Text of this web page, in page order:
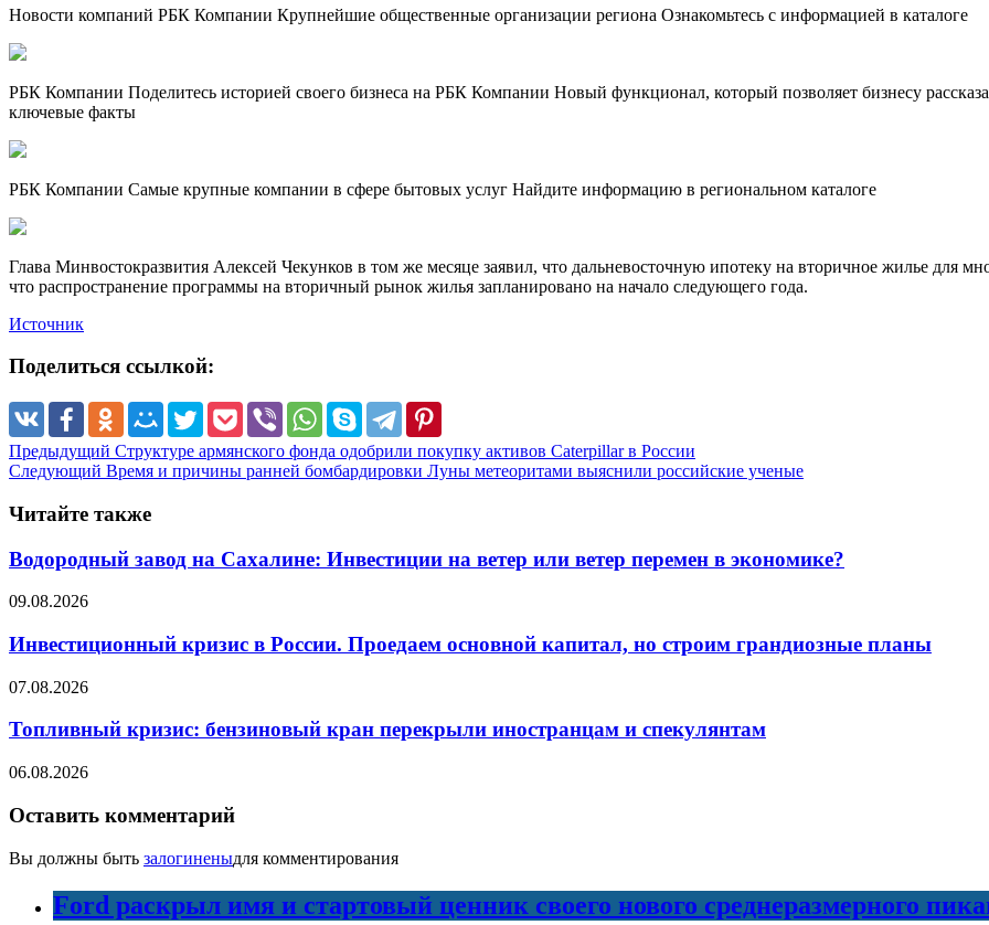
Новости компаний РБК Компании Крупнейшие общественные организации региона Ознакомьтесь с информацией в каталоге
РБК Компании Поделитесь историей своего бизнеса на РБК Компании Новый функционал, который позволяет бизнесу
ключевые факты
РБК Компании Самые крупные компании в сфере бытовых услуг Найдите информацию в региональном каталоге
Глава Минвостокразвития Алексей Чекунков в том же месяце заявил, что дальневосточную ипотеку на вторичное жилье для
что распространение программы на вторичный рынок жилья запланировано на начало следующего года.
Источник
Поделиться ссылкой:
Предыдущий Структуре армянского фонда одобрили покупку активов Caterpillar в России
Следующий Время и причины ранней бомбардировки Луны метеоритами выяснили российские ученые
Читайте также
Водородный завод на Сахалине: Инвестиции на ветер или ветер перемен в экономике?
09.08.2026
Инвестиционный кризис в России. Проедаем основной капитал, но строим грандиозные планы
07.08.2026
Топливный кризис: бензиновый кран перекрыли иностранцам и спекулянтам
06.08.2026
Оставить комментарий
Вы должны быть залогиненыдля комментирования
Ford раскрыл имя и стартовый ценник своего нового среднеразмерного